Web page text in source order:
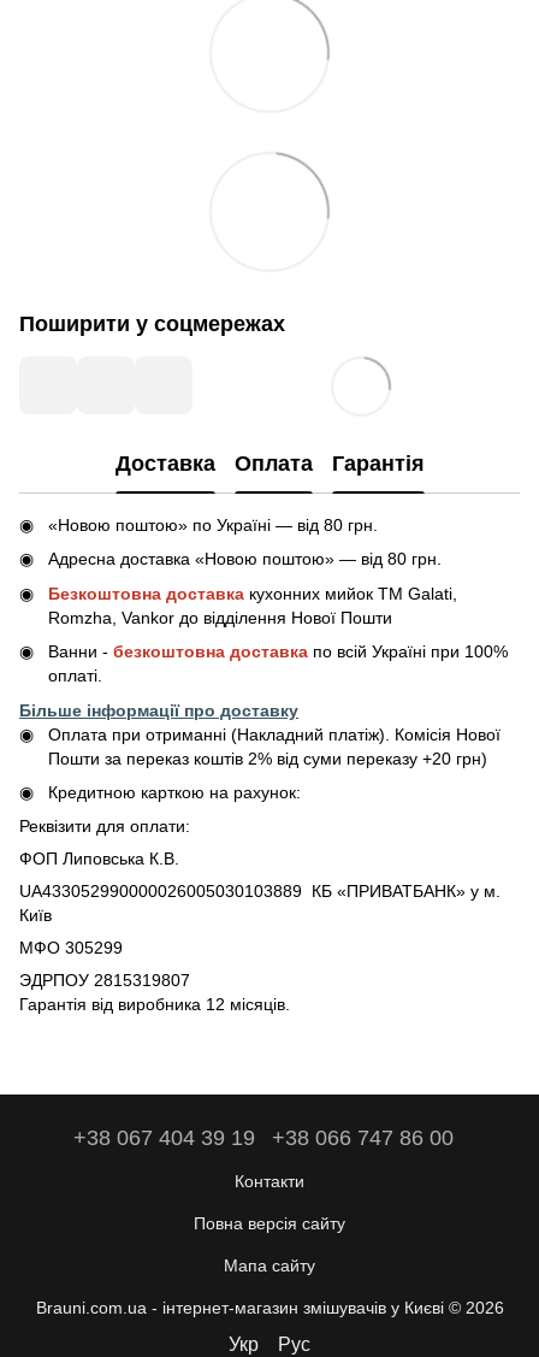
Поширити у соцмережах
Доставка Оплата Гарантія
«Новою поштою» по Україні — від 80 грн.
Адресна доставка «Новою поштою» — від 80 грн.
Безкоштовна доставка кухонних мийок ТМ Galati,
Romzha, Vankor до відділення Нової Пошти
Ванни - безкоштовна доставка по всій Україні при 100%
оплаті.
Більше інформації про доставку
Оплата при отриманні (Накладний платіж). Комісія Нової
Пошти за переказ коштів 2% від суми переказу +20 грн)
Кредитною карткою на рахунок:
Реквізити для оплати:
ФОП Липовська К.В.
UA433052990000026005030103889 КБ «ПРИВАТБАНК» у м.
Київ
МФО 305299
ЭДРПОУ 2815319807
Гарантія від виробника 12 місяців.
+38 067 404 39 19 +38 066 747 86 00
Контакти
Повна версія сайту
Мапа сайту
Brauni.com.ua - інтернет-магазин змішувачів у Києві © 2026
Укр Рус